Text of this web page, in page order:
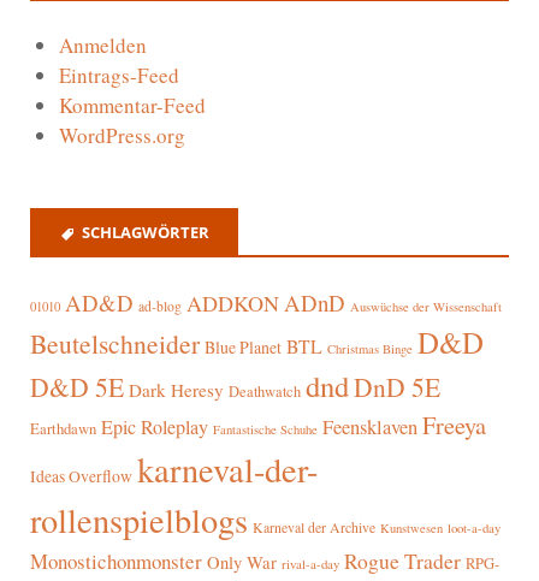
Anmelden
Eintrags-Feed
Kommentar-Feed
WordPress.org
SCHLAGWÖRTER
01010 AD&D ad-blog ADDKONADnD Auswüchse der Wissenschaft
Beutelschneider Blue Planet BTL Christmas Binge D&D
D&D 5E Dark Heresy Deathwatch dndDnD 5E
Earthdawn Epic Roleplay Fantastische Schuhe FeensklavenFreeya
Ideas Overflow karneval-der-
rollenspielblogs Karneval der Archive Kunstwesen loot-a-day
Monostichonmonster Only War rival-a-day Rogue Trader RPG-